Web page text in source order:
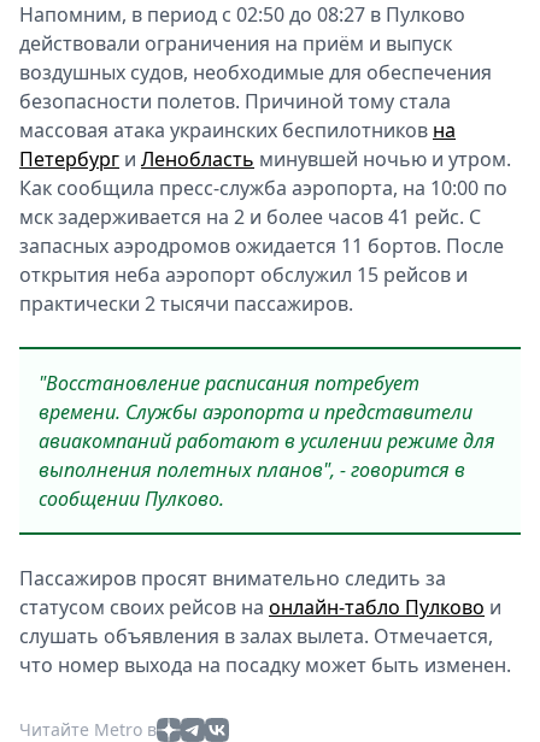
Напомним, в период с 02:50 до 08:27 в Пулково
действовали ограничения на приём и выпуск
воздушных судов, необходимые для обеспечения
безопасности полетов. Причиной тому стала
массовая атака украинских беспилотников на
Петербург и Ленобласть минувшей ночью и утром.
Как сообщила пресс-служба аэропорта, на 10:00 по
мск задерживается на 2 и более часов 41 рейс. С
запасных аэродромов ожидается 11 бортов. После
открытия неба аэропорт обслужил 15 рейсов и
практически 2 тысячи пассажиров.
"Восстановление расписания потребует
времени. Службы аэропорта и представители
авиакомпаний работают в усилении режиме для
выполнения полетных планов", - говорится в
сообщении Пулково.
Пассажиров просят внимательно следить за
статусом своих рейсов на онлайн-табло Пулково и
слушать объявления в залах вылета. Отмечается,
что номер выхода на посадку может быть изменен.
Читайте Metro в